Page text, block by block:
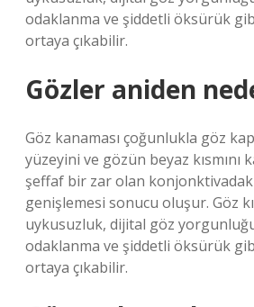
odaklanma ve şiddetli öksürük
ortaya çıkabilir.
Gözler aniden
Göz kanaması çoğunlukla göz
yüzeyini ve gözün beyaz kısmını
şeffaf bir zar olan
genişlemesi sonucu oluşur. Göz
uykusuzluk, dijital göz
odaklanma ve şiddetli öksürük
ortaya çıkabilir.